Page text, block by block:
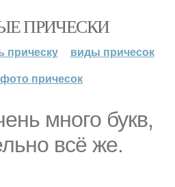
ПРИЧЕСКИ
прическу
виды причесок
фото причесок
много букв,
всё же.